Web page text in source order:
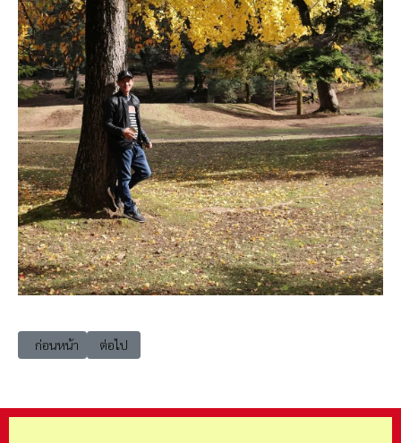
เนื้อหาก่อนหน้า: 202501-kkuga07 วอนลมฮัก ธรณีขอนแก่น
ก่อนหน้า เนื้อหาถัดไป: 202501-kkuga09 ธรณีรุ่น 9 ไม่มีวันแก่ (Geo
ต่อไป